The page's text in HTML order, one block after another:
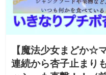
【魔法少女まどか☆
連続から杏子止まり